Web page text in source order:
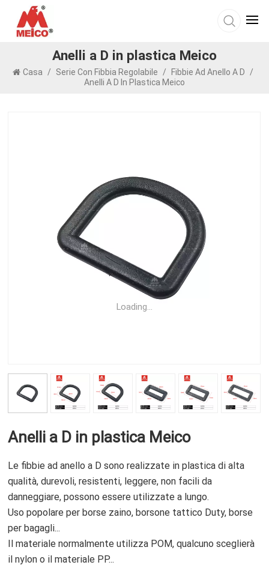
Anelli a D in plastica Meico
Casa / Serie Con Fibbia Regolabile / Fibbie Ad Anello A D
/
Anelli A D In Plastica Meico
Loading...
Anelli a D in plastica Meico
Le fibbie ad anello a D sono realizzate in plastica di alta
qualità, durevoli, resistenti, leggere, non facili da
danneggiare, possono essere utilizzate a lungo.
Uso popolare per borse zaino, borsone tattico Duty, borse
per bagagli...
Il materiale normalmente utilizza POM, qualcuno sceglierà
il nylon o il materiale PP...